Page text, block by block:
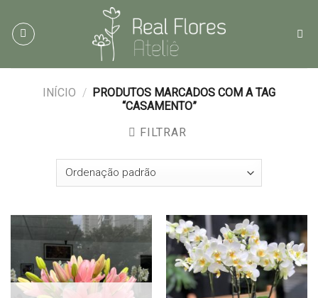
content
INÍCIO / PRODUTOS MARCADOS COM A TAG
“CASAMENTO”
FILTRAR